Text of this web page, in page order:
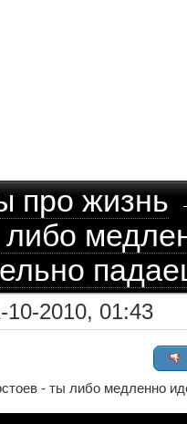
про жизнь
либо
10-2010, 01:43
- ты либо медленно